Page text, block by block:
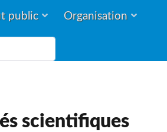
public Organisation
scientifiques